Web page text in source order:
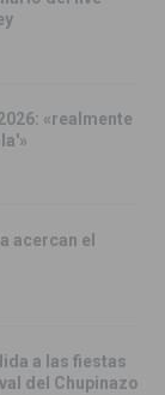
«realmente
acercan el
a las fiestas
del Chupinazo